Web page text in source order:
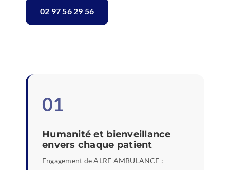
02 97 56 29 56
01
Humanité et bienveillance
envers chaque patient
Engagement de ALRE AMBULANCE :